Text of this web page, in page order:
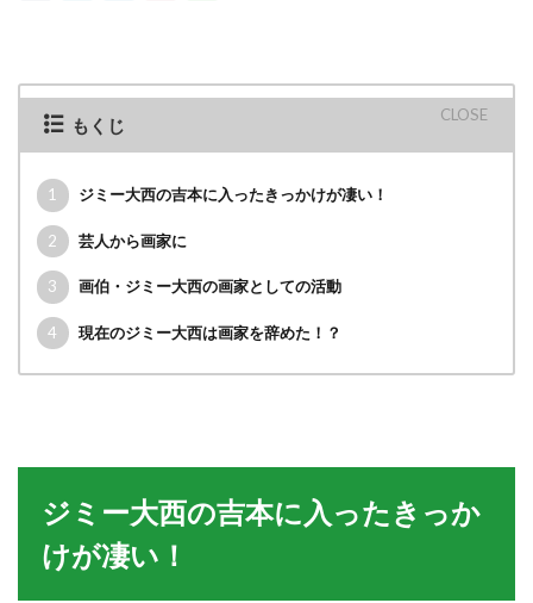
もくじ
1 ジミー大西の吉本に入ったきっかけが凄い！
2 芸人から画家に
3 画伯・ジミー大西の画家としての活動
4 現在のジミー大西は画家を辞めた！？
ジミー大西の吉本に入ったきっか
けが凄い！